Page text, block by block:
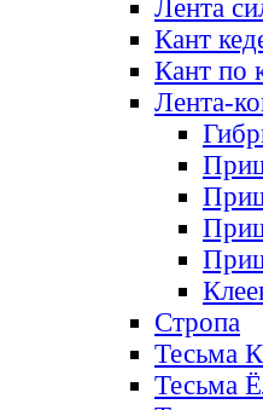
Лента
Кант
Кант по
Лента-
Стропа
Тесьма
Тесьма